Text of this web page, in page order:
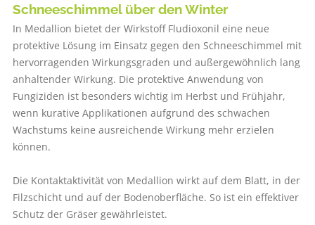
Schneeschimmel über den Winter
In Medallion bietet der Wirkstoff Fludioxonil eine neue
protektive Lösung im Einsatz gegen den Schneeschimmel mit
hervorragenden Wirkungsgraden und außergewöhnlich lang
anhaltender Wirkung. Die protektive Anwendung von
Fungiziden ist besonders wichtig im Herbst und Frühjahr,
wenn kurative Applikationen aufgrund des schwachen
Wachstums keine ausreichende Wirkung mehr erzielen
können.
Die Kontaktaktivität von Medallion wirkt auf dem Blatt, in der
Filzschicht und auf der Bodenoberfläche. So ist ein effektiver
Schutz der Gräser gewährleistet.